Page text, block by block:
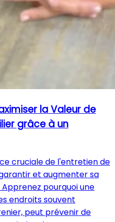
la Valeur de
grâce à un
cruciale de l'entretien de
et augmenter sa
pourquoi une
endroits souvent
peut prévenir de